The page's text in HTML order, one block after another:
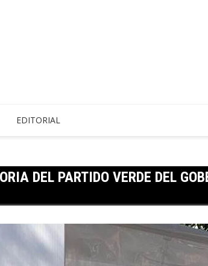
EDITORIAL
DEL PARTIDO VERDE DEL